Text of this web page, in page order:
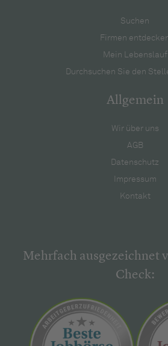
Suchen
Firmen
Mein Lebenslauf
Durchsuchen Sie den
Allgemein
Wir über uns
AGB
Datenschutz
Impressum
Kontakt
Mehrfach ausgezeichnet
Check: